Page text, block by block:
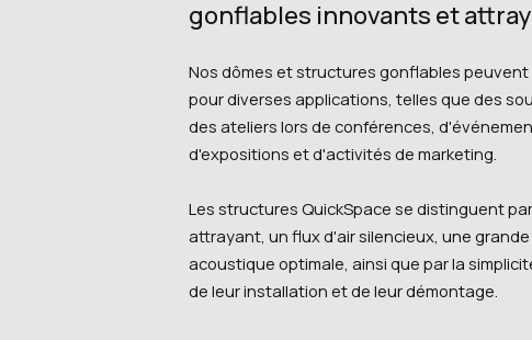
gonflables innovants et
Nos dômes et structures gonflables
pour diverses applications, telles que des
des ateliers lors de conférences,
d'expositions et d'activités de marketing.
Les structures QuickSpace se distinguent
attrayant, un flux d'air silencieux, une
acoustique optimale, ainsi que par la
de leur installation et de leur démontage.